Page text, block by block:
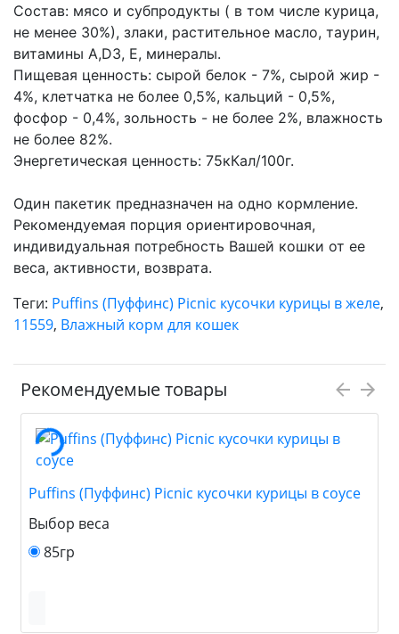
Состав: мясо и субпродукты ( в том числе курица,
не менее 30%), злаки, растительное масло, таурин,
витамины А,D3, E, минералы.
Пищевая ценность: сырой белок - 7%, сырой жир -
4%, клетчатка не более 0,5%, кальций - 0,5%,
фосфор - 0,4%, зольность - не более 2%, влажность
не более 82%.
Энергетическая ценность: 75кКал/100г.
Один пакетик предназначен на одно кормление.
Рекомендуемая порция ориентировочная,
индивидуальная потребность Вашей кошки от ее
веса, активности, возврата.
Теги: Puffins (Пуффинс) Picnic кусочки курицы в желе,
11559, Влажный корм для кошек
Рекомендуемые товары
Puffins (Пуффинс) Picnic кусочки курицы в соусе
Выбор веса
85гр